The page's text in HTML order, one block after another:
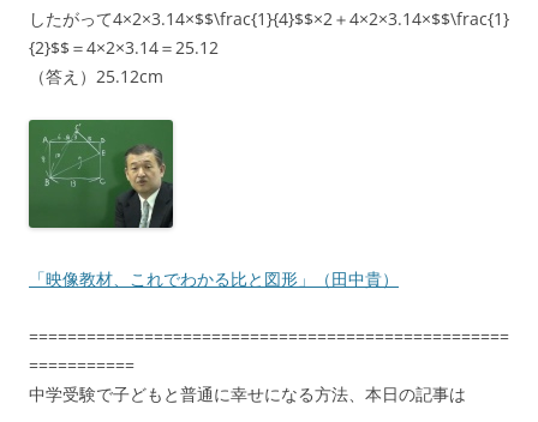
したがって4×2×3.14×$$\frac{1}{4}$$×2＋4×2×3.14×$$\frac{1}
{2}$$＝4×2×3.14＝25.12
（答え）25.12cm
「映像教材、これでわかる比と図形」（田中貴）
==================================================
===========
中学受験で子どもと普通に幸せになる方法、本日の記事は